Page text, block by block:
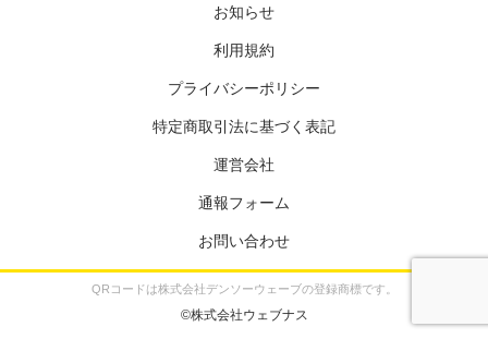
お知らせ
利用規約
プライバシーポリシー
特定商取引法に基づく表記
運営会社
通報フォーム
お問い合わせ
QRコードは株式会社デンソーウェーブの登録商標です。
©株式会社ウェブナス